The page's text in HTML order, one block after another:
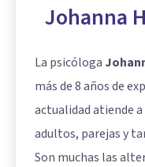
Johanna
La psicóloga
más de 8 años de
actualidad atiende
adultos, parejas y
Son muchas las